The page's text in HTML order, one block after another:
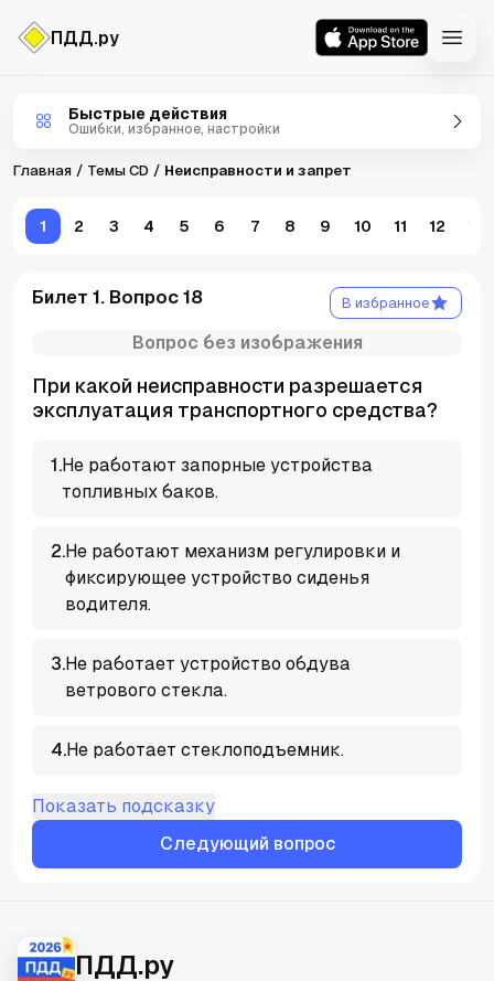
ПДД.ру
Темы CD
Быстрые действия
Ошибки, избранное, настройки
Главная Темы CD Неисправности и запрет
1 2 3 4 5 6 7 8 9 10 11 12 13
Билет 1. Вопрос 18 В избранное
Вопрос без изображения
При какой неисправности разрешается
эксплуатация транспортного средства?
1.Не работают запорные устройства
топливных баков.
2.Не работают механизм регулировки и
фиксирующее устройство сиденья
водителя.
3.Не работает устройство обдува
ветрового стекла.
4.Не работает стеклоподъемник.
Показать подсказку
Следующий вопрос
ПДД.ру